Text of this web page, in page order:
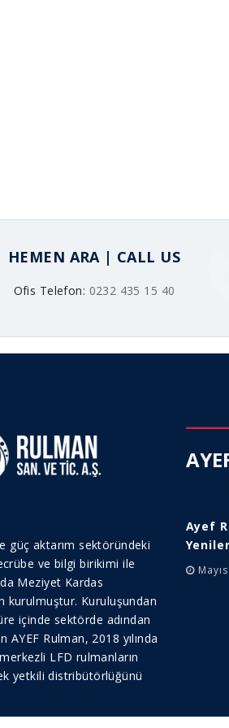
HEMEN ARA | CALL US
Ofis Telefon: 0232 435 15 40
güç aktarım sektöründeki
ve bilgi birikimi ile
Meziyet Kardas
kurulmuştur. Kuruluşundan
içinde sektörde adından
AYEF Rulman, 2018 yılında
LFD rulmanların
yetkili distribütörlüğünü
Ayef